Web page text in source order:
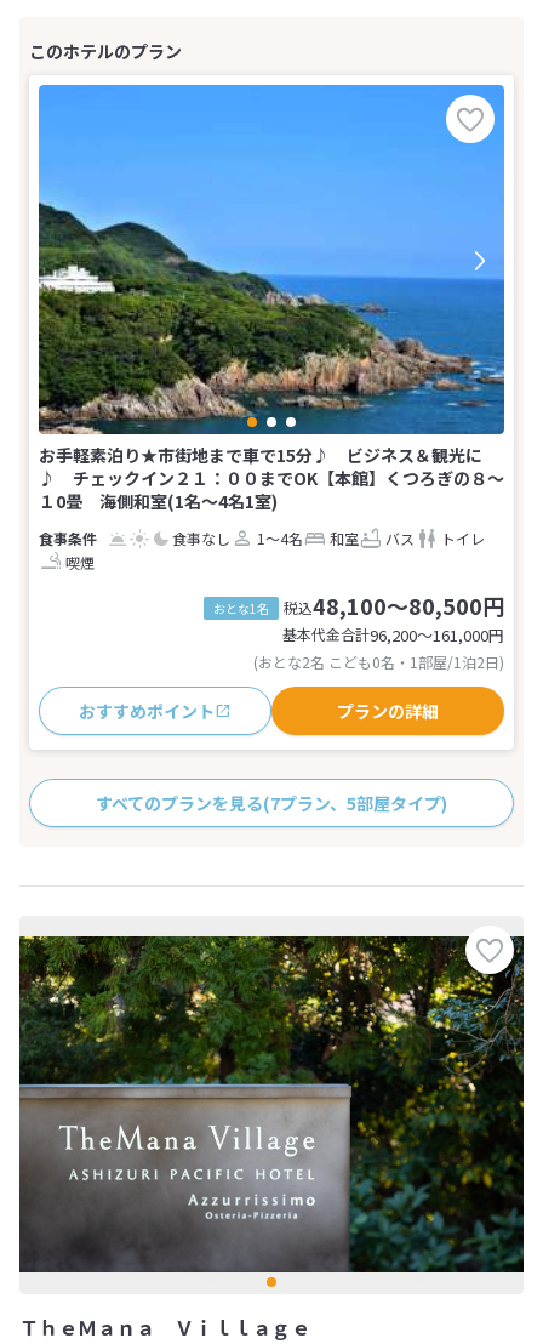
お手軽素泊り★市街地まで車で15分♪ ビジネス＆観光に
♪ チェックイン２１：００までOK【本館】くつろぎの８〜
１0畳 海側和室(1名～4名1室)
食事なし 1～4名 和室 バス
トイレ
喫煙
おとな1名 税込48,100～80,500円
基本代金合計96,200〜161,000円
(おとな2名 こども0名・1部屋/1泊2日)
おすすめポイント プランの詳細
すべてのプランを見る(7プラン、5部屋タイプ)
ＴｈｅＭａｎａ Ｖｉｌｌａｇｅ